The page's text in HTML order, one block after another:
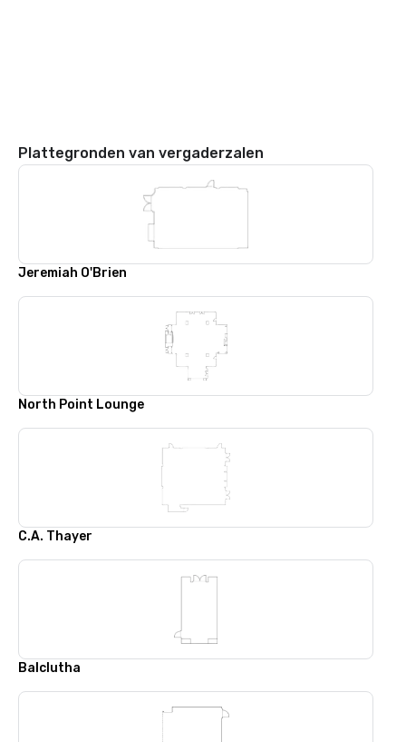
Plattegronden van vergaderzalen
Jeremiah O'Brien
North Point Lounge
C.A. Thayer
Balclutha